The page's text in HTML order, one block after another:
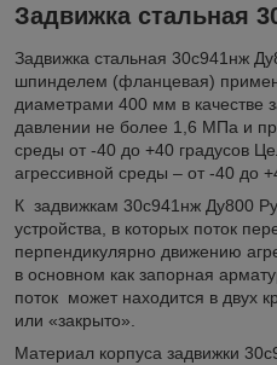
Задвижка стальная
Задвижка стальная 30с941нж
шпинделем (фланцевая)
диаметрами 400 мм в качестве
давлении не более 1,6 МПа и
среды от -40 до +40 градусов
агрессивной среды – от -40 до
К задвижкам 30с941нж Ду800
устройства, в которых поток
перпендикулярно движению
в основном как запорная
поток может находится в двух
или «закрыто».
Материал корпуса задвижки